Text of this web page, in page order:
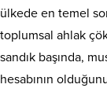
ülkede en temel
toplumsal ahlak
sandık başında,
hesabının